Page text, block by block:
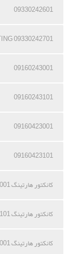
09330242601
09330242701 HARTING
09160243001
09160243101
09160423001
09160423101
کانکتور هارتینگ 09210643001 Harting
کانکتور هارتینگ 09210643101 Harting
کانکتور هارتینگ 09210253001 Harting